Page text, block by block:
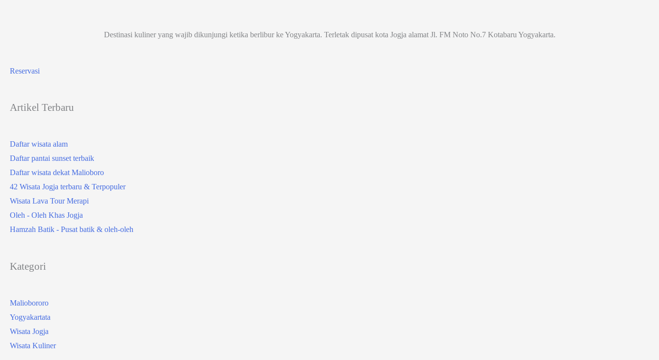
Destinasi kuliner yang wajib dikunjungi ketika berlibur ke Yogyakarta. Terletak dipusat kota Jogja alamat Jl. FM Noto No.7 Kotabaru Yogyakarta.
Reservasi
Artikel Terbaru
Daftar wisata alam
Daftar pantai sunset terbaik
Daftar wisata dekat Malioboro
42 Wisata Jogja terbaru & Terpopuler
Wisata Lava Tour Merapi
Oleh - Oleh Khas Jogja
Hamzah Batik - Pusat batik & oleh-oleh
Kategori
Maliobororo
Yogyakartata
Wisata Jogja
Wisata Kuliner